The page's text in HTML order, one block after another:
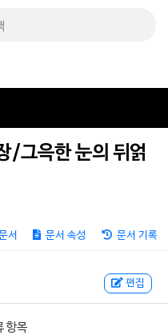
/그윽한 눈의 뒤얽
서 문서 속성 문서 기록
편집
항목